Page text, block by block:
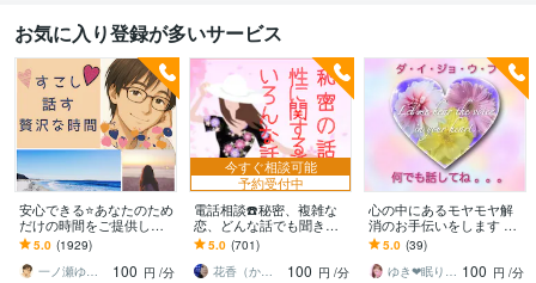
お気に入り登録が多いサービス
安心できる⭐️あなたのため
だけの時間をご提供しま
す HSPの私があなたを全
力で受け止めます。緊張
なんていらない。
5.0 (1929)
一ノ瀬ゆう★実績１０年の安心できる聞き手
100 円 /分
今すぐ相談可能
予約受付中
電話相談☎️秘密、複雑な
恋、どんな話でも聞きま
す あなたの思い全て受け
止めます！誰にも話せな
い方にお勧めです！
5.0 (701)
花香（かこ）
100 円 /分
心の中にあるモヤモヤ解
消のお手伝いをします ✨H
SPの私があなたの心に寄
り添い優しく受けとめま
すꕤ
5.0 (39)
ゆき❤眠り姫カウンセラー 100 円 /分